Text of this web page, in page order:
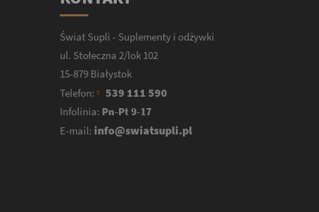
Świat Supli - Suplementy i odżywki
ul. Stołeczna 2/lok 102
15-879 Białystok
Telefon:
539 111 590
Infolinia: Pn-Pt 9-17
E-mail: info@swiatsupli.pl